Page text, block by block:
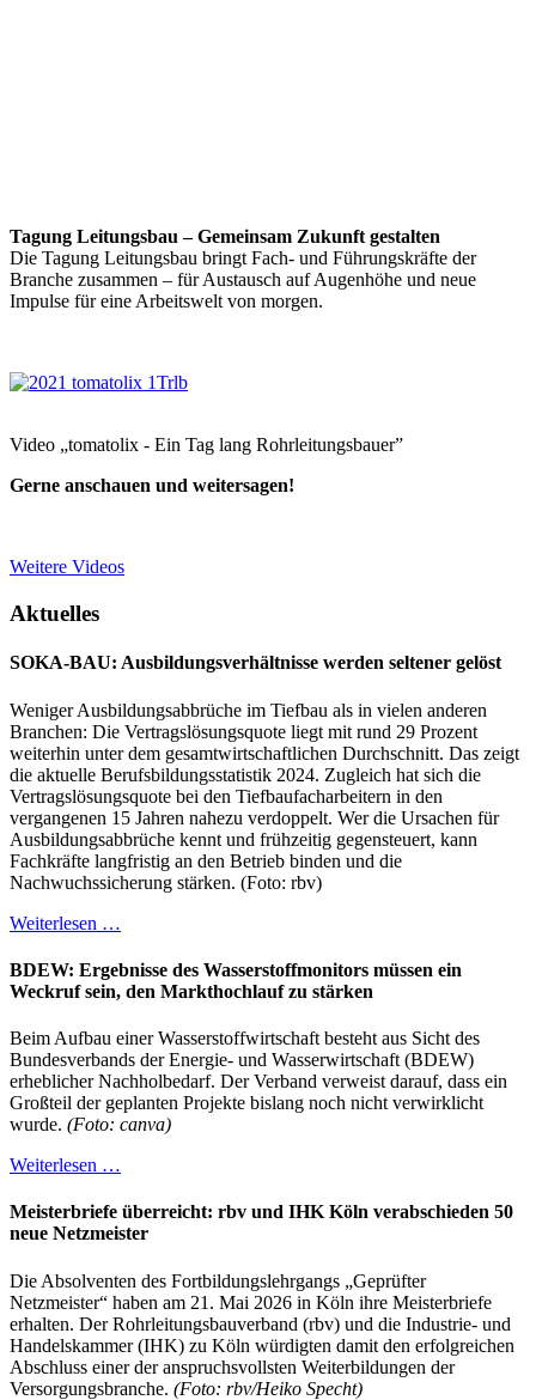
Tagung Leitungsbau – Gemeinsam Zukunft gestalten
Die Tagung Leitungsbau bringt Fach- und Führungskräfte der
Branche zusammen – für Austausch auf Augenhöhe und neue
Impulse für eine Arbeitswelt von morgen.
Video „tomatolix - Ein Tag lang Rohrleitungsbauer”
Gerne anschauen und weitersagen!
Weitere Videos
Aktuelles
SOKA-BAU: Ausbildungsverhältnisse werden seltener gelöst
Weniger Ausbildungsabbrüche im Tiefbau als in vielen anderen
Branchen: Die Vertragslösungsquote liegt mit rund 29 Prozent
weiterhin unter dem gesamtwirtschaftlichen Durchschnitt. Das zeigt
die aktuelle Berufsbildungsstatistik 2024. Zugleich hat sich die
Vertragslösungsquote bei den Tiefbaufacharbeitern in den
vergangenen 15 Jahren nahezu verdoppelt. Wer die Ursachen für
Ausbildungsabbrüche kennt und frühzeitig gegensteuert, kann
Fachkräfte langfristig an den Betrieb binden und die
Nachwuchssicherung stärken. (Foto: rbv)
Weiterlesen …
BDEW: Ergebnisse des Wasserstoffmonitors müssen ein
Weckruf sein, den Markthochlauf zu stärken
Beim Aufbau einer Wasserstoffwirtschaft besteht aus Sicht des
Bundesverbands der Energie- und Wasserwirtschaft (BDEW)
erheblicher Nachholbedarf. Der Verband verweist darauf, dass ein
Großteil der geplanten Projekte bislang noch nicht verwirklicht
wurde. (Foto: canva)
Weiterlesen …
Meisterbriefe überreicht: rbv und IHK Köln verabschieden 50
neue Netzmeister
Die Absolventen des Fortbildungslehrgangs „Geprüfter
Netzmeister“ haben am 21. Mai 2026 in Köln ihre Meisterbriefe
erhalten. Der Rohrleitungsbauverband (rbv) und die Industrie- und
Handelskammer (IHK) zu Köln würdigten damit den erfolgreichen
Abschluss einer der anspruchsvollsten Weiterbildungen der
Versorgungsbranche. (Foto: rbv/Heiko Specht)